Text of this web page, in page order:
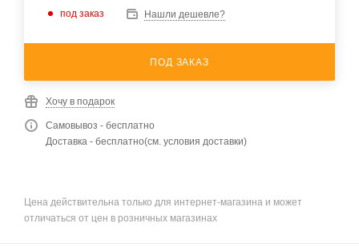
под заказ Нашли дешевле?
ПОД ЗАКАЗ
Хочу в подарок
Самовывоз - бесплатно
Доставка - бесплатно(см. условия доставки)
Цена действительна только для интернет-магазина и может
отличаться от цен в розничных магазинах